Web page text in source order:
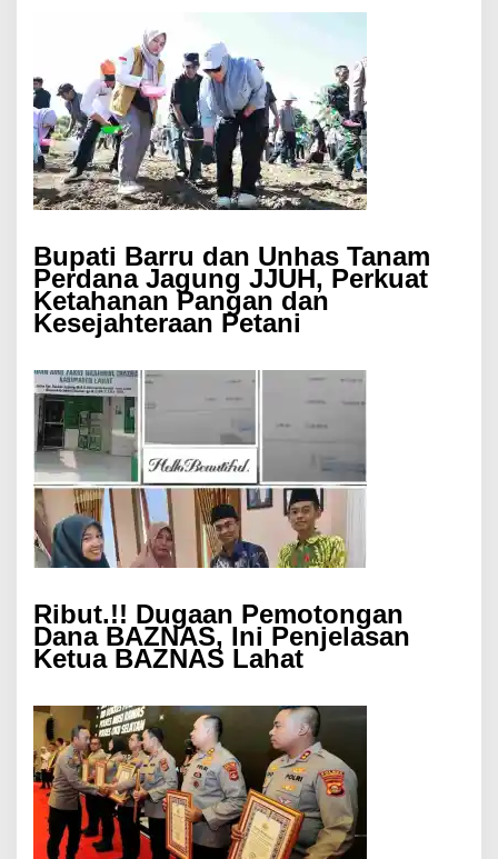
Bupati Barru dan Unhas Tanam
Perdana Jagung JJUH, Perkuat
Ketahanan Pangan dan
Kesejahteraan Petani
Ribut.!! Dugaan Pemotongan
Dana BAZNAS, Ini Penjelasan
Ketua BAZNAS Lahat